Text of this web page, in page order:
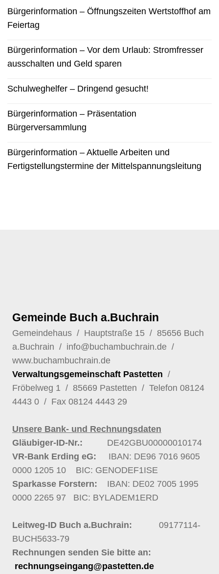
Bürgerinformation – Öffnungszeiten Wertstoffhof am
Feiertag
Bürgerinformation – Vor dem Urlaub: Stromfresser
ausschalten und Geld sparen
Schulweghelfer – Dringend gesucht!
Bürgerinformation – Präsentation
Bürgerversammlung
Bürgerinformation – Aktuelle Arbeiten und
Fertigstellungstermine der Mittelspannungsleitung
Gemeinde Buch a.Buchrain
Gemeindehaus / Hauptstraße 15 / 85656 Buch
a.Buchrain / info@buchambuchrain.de /
www.buchambuchrain.de
Verwaltungsgemeinschaft Pastetten /
Fröbelweg 1 / 85669 Pastetten / Telefon 08124
4443 0 / Fax 08124 4443 29
Unsere Bank- und Rechnungsdaten
Gläubiger-ID-Nr.:
DE42GBU00000010174
VR-Bank Erding eG:
IBAN: DE96 7016 9605
0000 1205 10
BIC: GENODEF1ISE
Sparkasse Forstern:
IBAN: DE02 7005 1995
0000 2265 97
BIC: BYLADEM1ERD
Leitweg-ID Buch a.Buchrain: 09177114-
BUCH5633-79
Rechnungen senden Sie bitte an:
rechnungseingang@pastetten.de